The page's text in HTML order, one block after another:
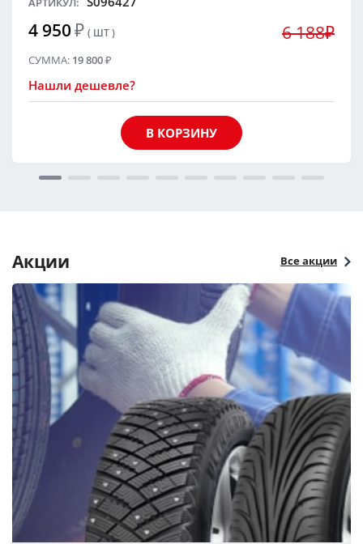
4 950₽ ( ШТ ) 6 188₽
СУММА: 19 800₽
Нашли дешевле?
В КОРЗИНУ
Акции Все акции